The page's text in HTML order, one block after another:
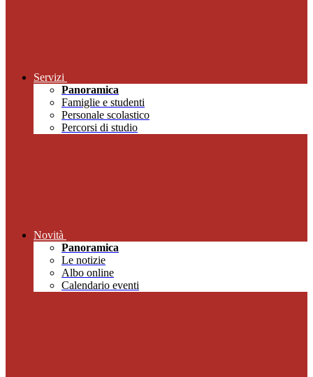
Servizi
Panoramica
Famiglie e studenti
Personale scolastico
Percorsi di studio
Novità
Panoramica
Le notizie
Albo online
Calendario eventi